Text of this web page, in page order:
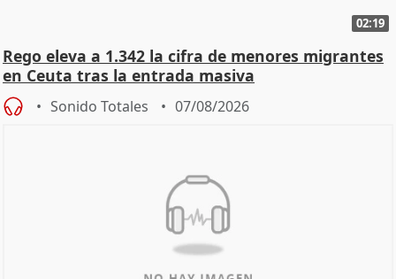
02:19
Rego eleva a 1.342 la cifra de menores migrantes
en Ceuta tras la entrada masiva
Sonido Totales 07/08/2026